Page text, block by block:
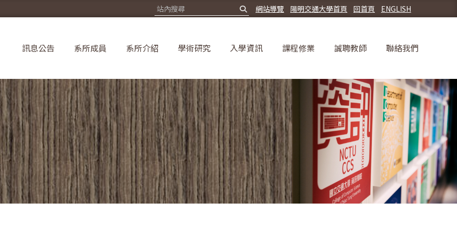
ENGLISH
回首頁
陽明交通大學首頁
網站導覽
訊息公告 系所成員 系所介紹 學術研究 入學資訊 課程修業 誠聘教師 聯絡我們